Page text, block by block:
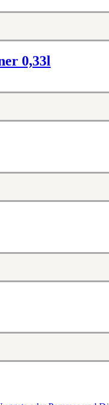
0,33l